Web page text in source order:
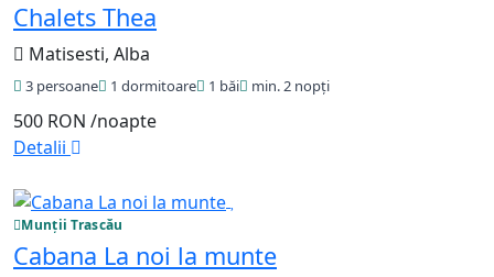
Chalets Thea
Matisesti, Alba
3 persoane 1 dormitoare 1 băi min. 2 nopți
500 RON /noapte
Detalii
Munții Trascău
Cabana La noi la munte